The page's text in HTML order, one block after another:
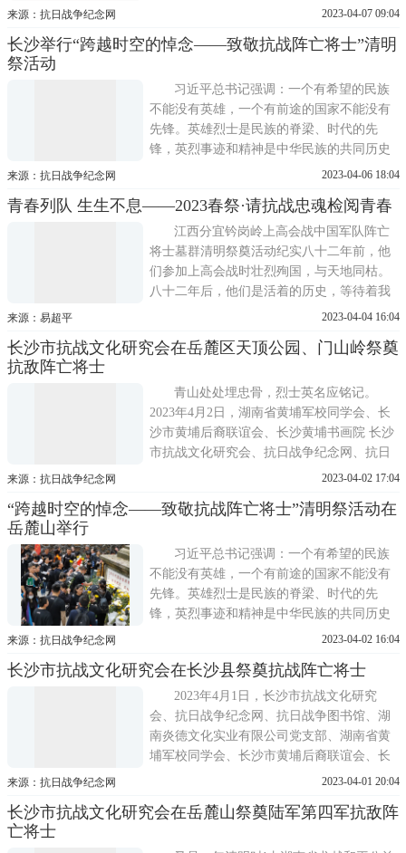
以及新中国成立后对人民军队的卓越贡献，
解放军陆军第55军长沙战友子弟联谊会、长
式，并参会单位还有中国国民党
来源：抗日战争纪念网 2023-04-07 09:04
长沙举行“跨越时空的悼念——致敬抗战阵亡将士”清明
祭活动
习近平总书记强调：一个有希望的民族
不能没有英雄，一个有前途的国家不能没有
先锋。英雄烈士是民族的脊梁、时代的先
锋，英烈事迹和精神是中华民族的共同历史
记忆和宝贵精神财富。 在中华民族的十四年
老幼团结一致抗击日本侵略者，他们前赴后
继，义无反顾，用自己的鲜血与生命捍卫着
民族的尊严。许许多多的抗战
来源：抗日战争纪念网 2023-04-06 18:04
青春列队 生生不息——2023春祭·请抗战忠魂检阅青春
江西分宜钤岗岭上高会战中国军队阵亡
将士墓群清明祭奠活动纪实八十二年前，他
们参加上高会战时壮烈殉国，与天地同枯。
八十二年后，他们是活着的历史，等待着我
们的缅怀和关爱。今天，中华社会救助基金
基金会、新余赣西抗战博物馆等单位组织当
岗岭上高会战中
来源：易超平 2023-04-04 16:04
长沙市抗战文化研究会在岳麓区天顶公园、门山岭祭奠
抗敌阵亡将士
青山处处埋忠骨，烈士英名应铭记。
2023年4月2日，湖南省黄埔军校同学会、长
沙市黄埔后裔联谊会、长沙黄埔书画院 长沙
市抗战文化研究会、抗日战争纪念网、抗日
战争图书馆工作人员和志愿者来到长沙岳麓
塘抗日医院殉国军官纪念碑、抗日时期遇难
日死难官兵墓，祭奠抗战
来源：抗日战争纪念网 2023-04-02 17:04
“跨越时空的悼念——致敬抗战阵亡将士”清明祭活动在
岳麓山举行
习近平总书记强调：一个有希望的民族
不能没有英雄，一个有前途的国家不能没有
先锋。英雄烈士是民族的脊梁、时代的先
锋，英烈事迹和精神是中华民族的共同历史
来源：抗日战争纪念网 2023-04-02 16:04
长沙市抗战文化研究会在长沙县祭奠抗战阵亡将士
2023年4月1日，长沙市抗战文化研究
会、抗日战争纪念网、抗日战争图书馆、湖
南炎德文化实业有限公司党支部、湖南省黄
埔军校同学会、长沙市黄埔后裔联谊会、长
沙黄埔书画院工作人员来到唐人万寿园·抗战
会战福临铺之役阵亡将士墓、长沙县春华镇
来源：抗日战争纪念网 2023-04-01 20:04
长沙市抗战文化研究会在岳麓山祭奠陆军第四军抗敌阵
亡将士